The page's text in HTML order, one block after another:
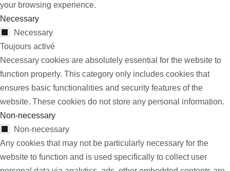
your browsing experience.
Necessary
Necessary
Toujours activé
Necessary cookies are absolutely essential for the website to
function properly. This category only includes cookies that
ensures basic functionalities and security features of the
website. These cookies do not store any personal information.
Non-necessary
Non-necessary
Any cookies that may not be particularly necessary for the
website to function and is used specifically to collect user